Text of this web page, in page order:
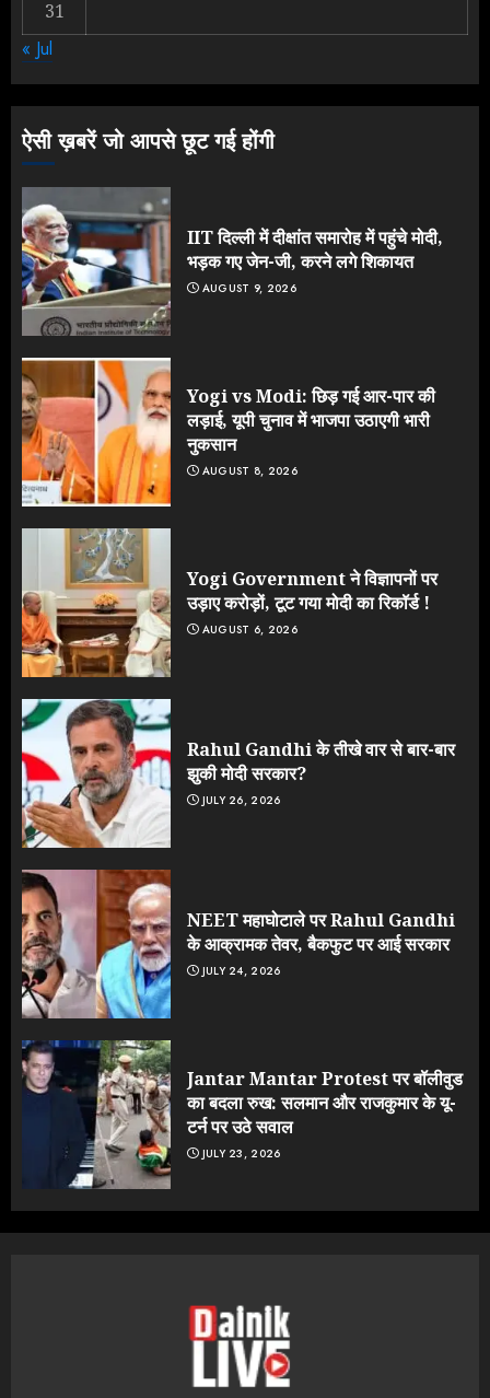
3
Yogi Government ने विज्ञापनों पर
31
« Jul
ऐसी ख़बरें जो आपसे छूट गई होंगी
IIT दिल्ली में दीक्षांत समारोह में पहुंचे मोदी,
भड़क गए जेन-जी, करने लगे शिकायत
AUGUST 9, 2026
Yogi vs Modi: छिड़ गई आर-पार की
लड़ाई, यूपी चुनाव में भाजपा उठाएगी भारी
नुकसान
AUGUST 8, 2026
Yogi Government ने विज्ञापनों पर
उड़ाए करोड़ों, टूट गया मोदी का रिकॉर्ड !
AUGUST 6, 2026
Rahul Gandhi के तीखे वार से बार-बार
झुकी मोदी सरकार?
JULY 26, 2026
NEET महाघोटाले पर Rahul Gandhi
के आक्रामक तेवर, बैकफुट पर आई सरकार
JULY 24, 2026
Jantar Mantar Protest पर बॉलीवुड
का बदला रुख: सलमान और राजकुमार के यू-
टर्न पर उठे सवाल
JULY 23, 2026